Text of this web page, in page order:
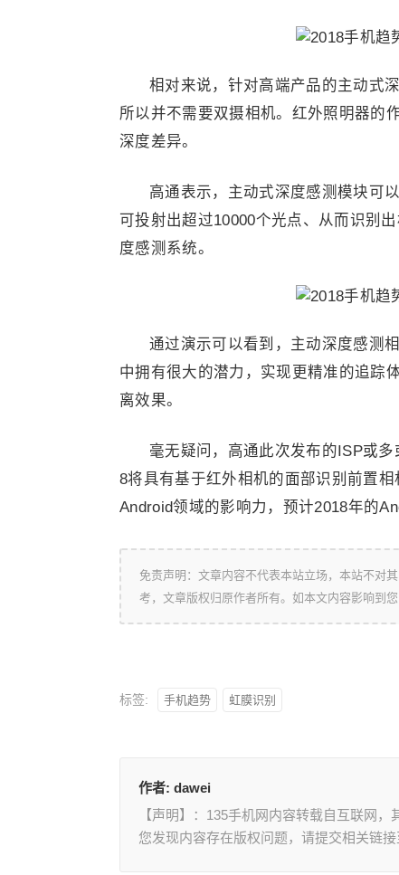
相对来说，针对高端产品的主动式
所以并不需要双摄相机。红外照明器的
深度差异。
高通表示，主动式深度感测模块可
可投射出超过10000个光点、从而识别
度感测系统。
通过演示可以看到，主动深度感测
中拥有很大的潜力，实现更精准的追踪
离效果。
毫无疑问，高通此次发布的ISP或
8将具有基于红外相机的面部识别前置
Android领域的影响力，预计2018年的
免责声明：文章内容不代表本站立场，本站不对
考，文章版权归原作者所有。如本文内容影响到
标签: 手机趋势 虹膜识别
作者: dawei
【声明】：135手机网内容转载自互联网
您发现内容存在版权问题，请提交相关链